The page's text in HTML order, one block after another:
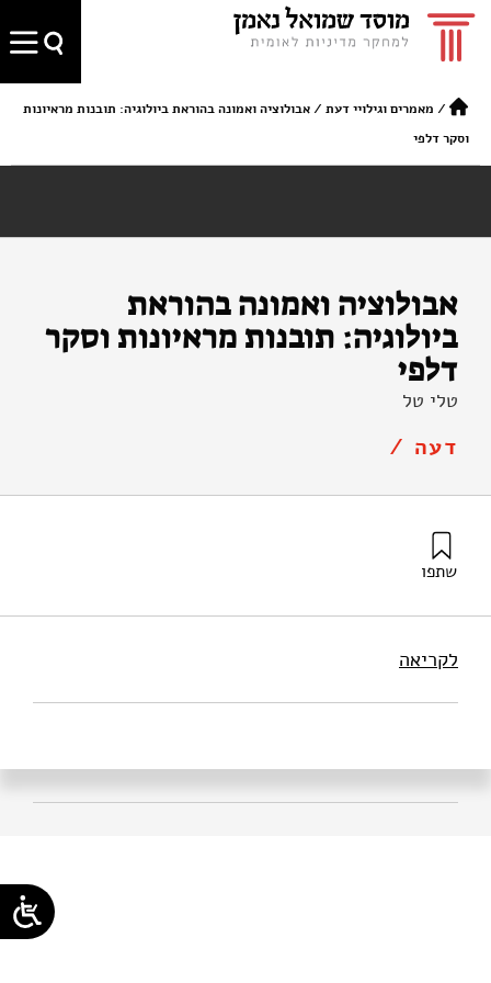
/ מאמרים וגילויי דעת /אבולוציה ואמונה בהוראת ביולוגיה: תובנות מראיונות
וסקר דלפי
אבולוציה ואמונה בהוראת
ביולוגיה: תובנות מראיונות וסקר
דלפי
טלי טל
דעה /
שתפו
לקריאה